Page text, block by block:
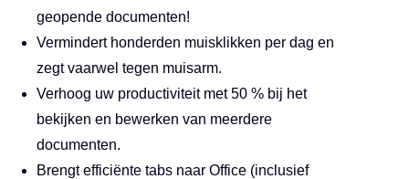
geopende documenten!
Vermindert honderden muisklikken per dag en
zegt vaarwel tegen muisarm.
Verhoog uw productiviteit met 50 % bij het
bekijken en bewerken van meerdere
documenten.
Brengt efficiënte tabs naar Office (inclusief